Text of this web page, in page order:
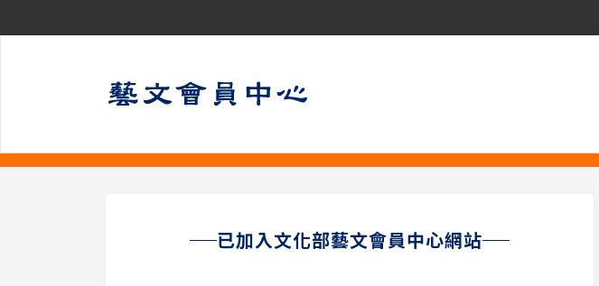
已加入文化部藝文會員中心網站